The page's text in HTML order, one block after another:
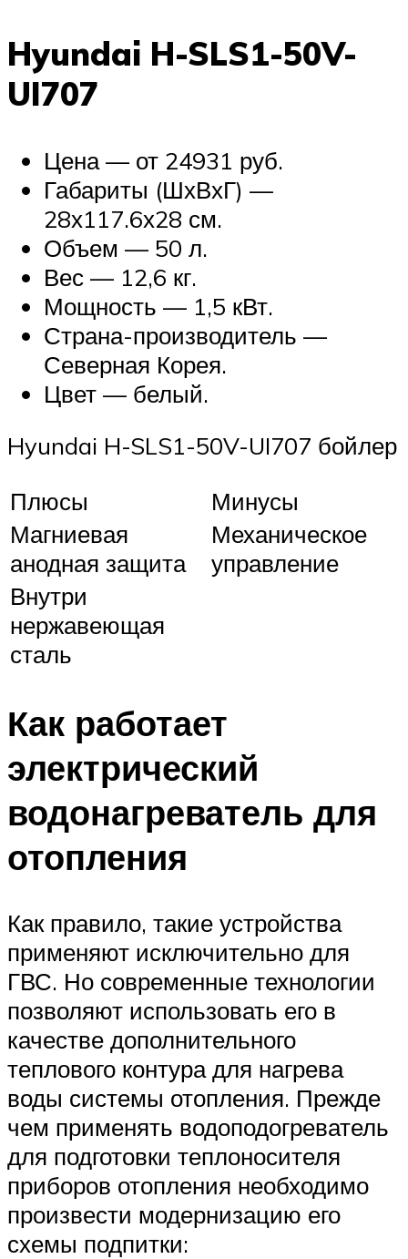
Hyundai H-SLS1-50V-
UI707
Цена — от 24931 руб.
Габариты (ШхВхГ) —
28х117.6х28 см.
Объем — 50 л.
Вес — 12,6 кг.
Мощность — 1,5 кВт.
Страна-производитель —
Северная Корея.
Цвет — белый.
Hyundai H-SLS1-50V-UI707 бойлер
Плюсы
Минусы
Магниевая
анодная защита
Механическое
управление
Внутри
нержавеющая
сталь
Как работает
электрический
водонагреватель для
отопления
Как правило, такие устройства
применяют исключительно для
ГВС. Но современные технологии
позволяют использовать его в
качестве дополнительного
теплового контура для нагрева
воды системы отопления. Прежде
чем применять водоподогреватель
для подготовки теплоносителя
приборов отопления необходимо
произвести модернизацию его
схемы подпитки: